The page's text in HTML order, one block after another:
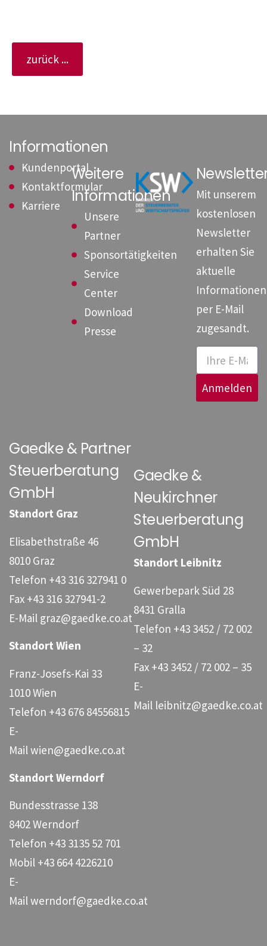
zurück ...
Informationen
Kundenportal
Kontaktformular
Karriere
Weitere
Informationen
Unsere
Partner
Sponsortätigkeiten
Service
Center
Download
Presse
Mit unserem
kostenlosen
Newsletter
erhalten Sie
aktuelle
Informationen
per E-Mail
zugesandt.
Anmelden
Gaedke & Partner
Steuerberatung
GmbH
Standort Graz
Elisabethstraße 46
8010 Graz
Telefon +43 316 327941 0
Fax +43 316 327941-2
E-Mail graz@gaedke.co.at
Standort Wien
Franz-Josefs-Kai 33
1010 Wien
Telefon +43 676 84556815
E-
Mail wien@gaedke.co.at
Standort Werndorf
Bundesstrasse 138
8402 Werndorf
Telefon +43 3135 52 701
Mobil +43 664 4226210
E-
Mailwerndorf@gaedke.co.at
Gaedke &
Neukirchner
Steuerberatung
GmbH
Standort Leibnitz
Gewerbepark Süd 28
8431 Gralla
Telefon +43 3452 / 72 002
– 32
Fax +43 3452 / 72 002 – 35
E-
Mail leibnitz@gaedke.co.at